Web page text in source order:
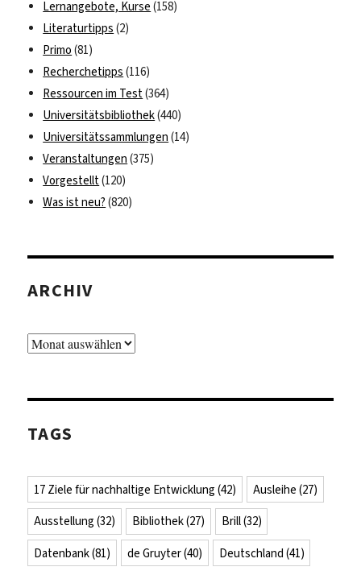
Lernangebote, Kurse (158)
Literaturtipps (2)
Primo (81)
Recherchetipps (116)
Ressourcen im Test(364)
Universitätsbibliothek(440)
Universitätssammlungen (14)
Veranstaltungen (375)
Vorgestellt(120)
Was ist neu? (820)
ARCHIV
Archiv
TAGS
17 Ziele für nachhaltige Entwicklung (42) Ausleihe (27)
Ausstellung (32) Bibliothek(27) Brill(32)
Datenbank(81) de Gruyter(40) Deutschland (41)